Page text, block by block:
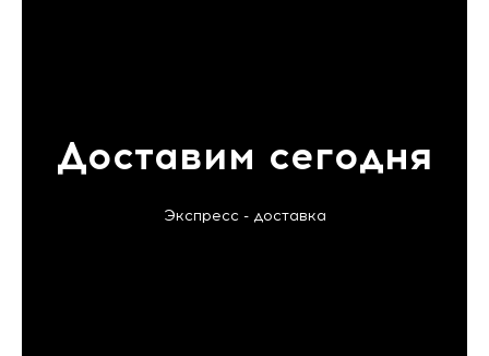
Доставим сегодня
Экспресс - доставка